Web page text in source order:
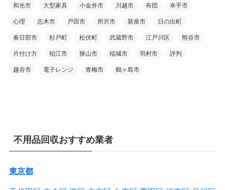
和光市 大型家具 小金井市 川越市 布団 幸手市
心理 志木市 戸田市 所沢市 新座市 日の出町
春日部市 杉戸町 松伏町 武蔵野市 江戸川区 熊谷市
片付け方 狛江市 狭山市 稲城市 羽村市 評判
越谷市 電子レンジ 青梅市 鶴ヶ島市
不用品回収おすすめ業者
東京都